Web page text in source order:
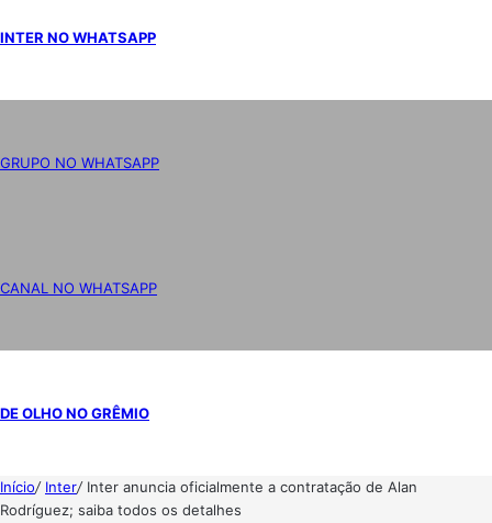
INTER NO WHATSAPP
GRUPO NO WHATSAPP
CANAL NO WHATSAPP
DE OLHO NO GRÊMIO
Início/ Inter/ Inter anuncia oficialmente a contratação de Alan
Rodríguez; saiba todos os detalhes